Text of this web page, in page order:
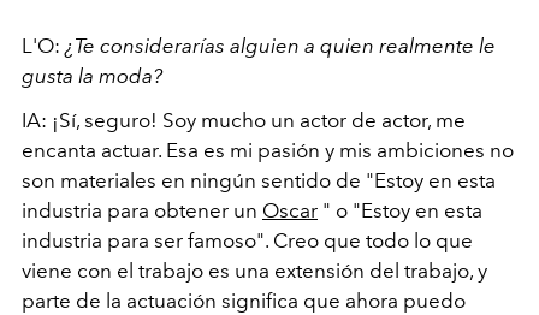
L'O: ¿Te considerarías alguien a quien realmente le
gusta la moda?
IA: ¡Sí, seguro! Soy mucho un actor de actor, me
encanta actuar. Esa es mi pasión y mis ambiciones no
son materiales en ningún sentido de "Estoy en esta
industria para obtener un Oscar " o "Estoy en esta
industria para ser famoso". Creo que todo lo que
viene con el trabajo es una extensión del trabajo, y
parte de la actuación significa que ahora puedo